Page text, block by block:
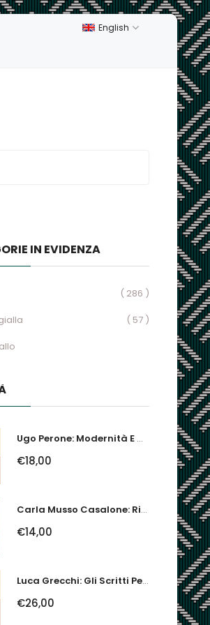
English
IN EVIDENZA
( 286 )
( 57 )
Ugo Perone: Modernità E Memoria
€18,00
Carla Musso Casalone: Ritratto Di Una Monaca Ribelle. Brigida Franzone,...
€14,00
Luca Grecchi: Gli Scritti Perduti Di Aristotele. Ipotesi Di Ricostruzione
€26,00